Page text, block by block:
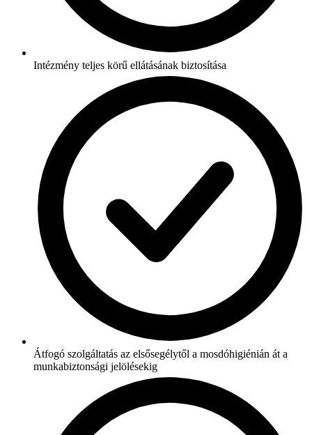
Intézmény teljes körű ellátásának biztosítása
Átfogó szolgáltatás az elsősegélytől a mosdóhigiénián át a
munkabiztonsági jelölésekig